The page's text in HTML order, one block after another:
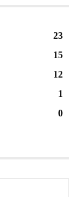
23
15
12
1
0